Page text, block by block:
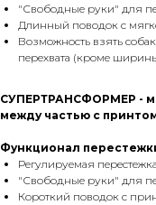
"Свободные руки" для
Длинный поводок с
Возможность взять
перехвата (кроме
СУПЕРТРАНСФОРМЕР -
между частью с
Функционал
Регулируемая
"Свободные руки" для
Короткий поводок с